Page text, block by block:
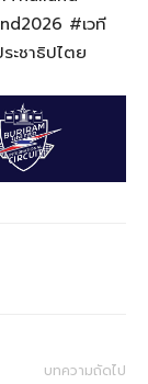
#เวที
ะชาธิปไตย
บทความถัดไป